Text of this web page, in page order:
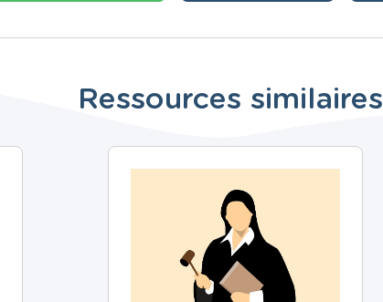
Ressources similaires